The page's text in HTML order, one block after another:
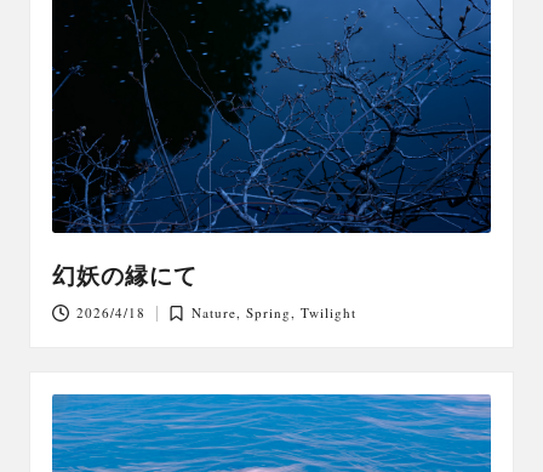
幻妖の縁にて
2026/4/18
Posted
Nature,Spring,Twilight